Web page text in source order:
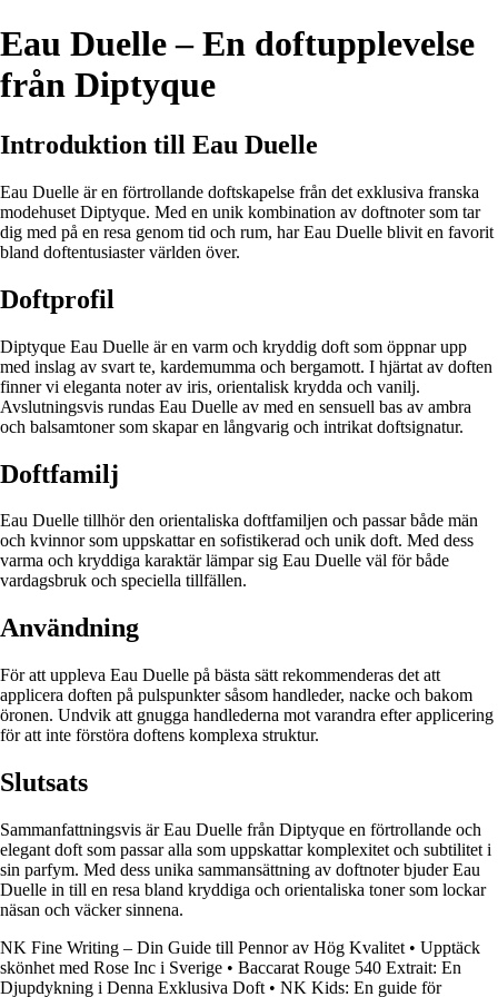
Eau Duelle – En doftupplevelse
från Diptyque
Introduktion till Eau Duelle
Eau Duelle är en förtrollande doftskapelse från det exklusiva franska
modehuset Diptyque. Med en unik kombination av doftnoter som tar
dig med på en resa genom tid och rum, har Eau Duelle blivit en favorit
bland doftentusiaster världen över.
Doftprofil
Diptyque Eau Duelle är en varm och kryddig doft som öppnar upp
med inslag av svart te, kardemumma och bergamott. I hjärtat av doften
finner vi eleganta noter av iris, orientalisk krydda och vanilj.
Avslutningsvis rundas Eau Duelle av med en sensuell bas av ambra
och balsamtoner som skapar en långvarig och intrikat doftsignatur.
Doftfamilj
Eau Duelle tillhör den orientaliska doftfamiljen och passar både män
och kvinnor som uppskattar en sofistikerad och unik doft. Med dess
varma och kryddiga karaktär lämpar sig Eau Duelle väl för både
vardagsbruk och speciella tillfällen.
Användning
För att uppleva Eau Duelle på bästa sätt rekommenderas det att
applicera doften på pulspunkter såsom handleder, nacke och bakom
öronen. Undvik att gnugga handlederna mot varandra efter applicering
för att inte förstöra doftens komplexa struktur.
Slutsats
Sammanfattningsvis är Eau Duelle från Diptyque en förtrollande och
elegant doft som passar alla som uppskattar komplexitet och subtilitet i
sin parfym. Med dess unika sammansättning av doftnoter bjuder Eau
Duelle in till en resa bland kryddiga och orientaliska toner som lockar
näsan och väcker sinnena.
NK Fine Writing – Din Guide till Pennor av Hög Kvalitet • Upptäck
skönhet med Rose Inc i Sverige • Baccarat Rouge 540 Extrait: En
Djupdykning i Denna Exklusiva Doft • NK Kids: En guide för